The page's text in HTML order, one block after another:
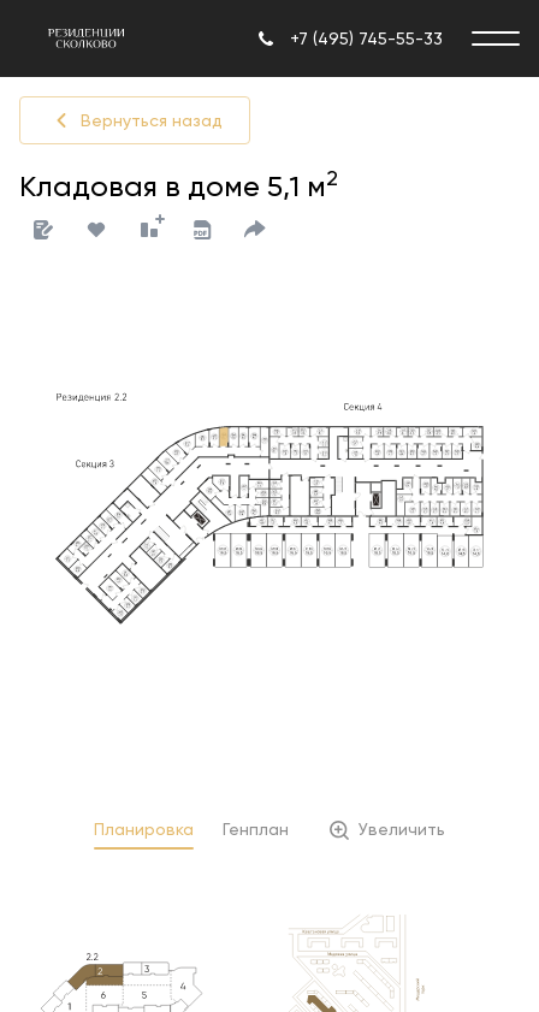
+7 (495) 745-55-33
Вернуться назад
Кладовая в доме 5,1 м2
Планировка Генплан Увеличить